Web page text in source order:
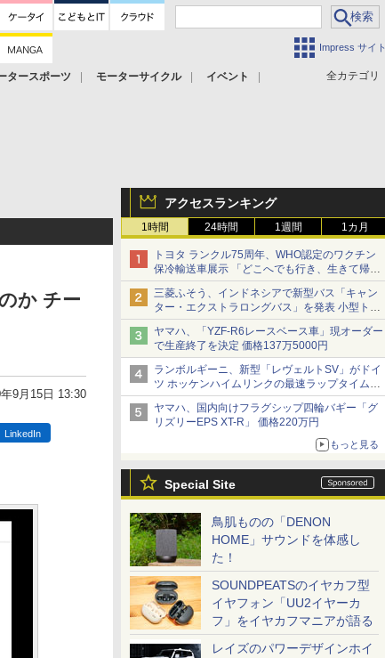
Impress サイト
全カテゴリ
タースポーツ モーターサイクル
イベント
アクセスランキング
1時間 24時間 1週間 1カ月
トヨタ ランクル75周年、WHO認定のワクチン
保冷輸送車展示 「どこへでも行き、生きて帰っ
てこられる」ランドクルーザーで命をつなぐ
三菱ふそう、インドネシアで新型バス「キャン
ター・エクストラロングバス」を発表 小型トラ
ックベースの観光・旅客輸送向けバス
ヤマハ、「YZF-R6レースベース車」現オーダー
で生産終了を決定 価格137万5000円
ランボルギーニ、新型「レヴェルトSV」がドイ
ツ ホッケンハイムリンクの最速ラップタイムを
記録
ヤマハ、国内向けフラグシップ四輪バギー「グ
リズリーEPS XT-R」 価格220万円
もっと見る
Special Site
鳥肌ものの「DENON
HOME」サウンドを体感し
た！
SOUNDPEATSのイヤカフ型
イヤフォン「UU2イヤーカ
フ」をイヤカフマニアが語る
レイズのパワーデザインホイ
か チー
9月15日 13:30
LinkedIn